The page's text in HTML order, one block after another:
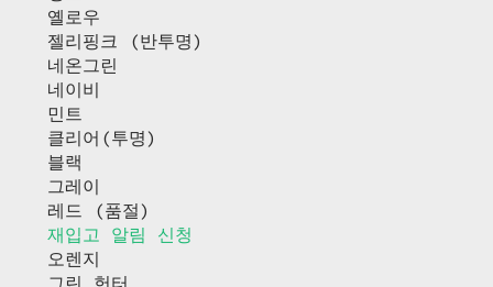
옐로우
젤리핑크 (반투명)
네온그린
네이비
민트
클리어(투명)
블랙
그레이
레드 (품절)
재입고 알림 신청
오렌지